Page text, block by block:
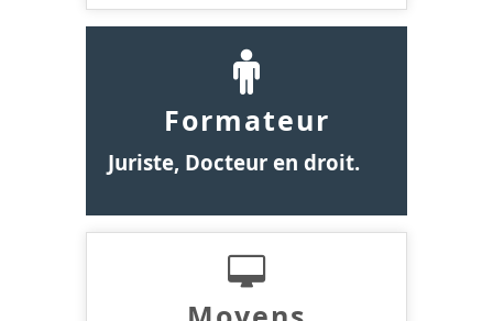
Formateur
Juriste, Docteur en droit.